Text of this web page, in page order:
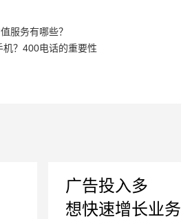
服务有哪些？
？400电话的重要性
广告投入多
想快速增长业务